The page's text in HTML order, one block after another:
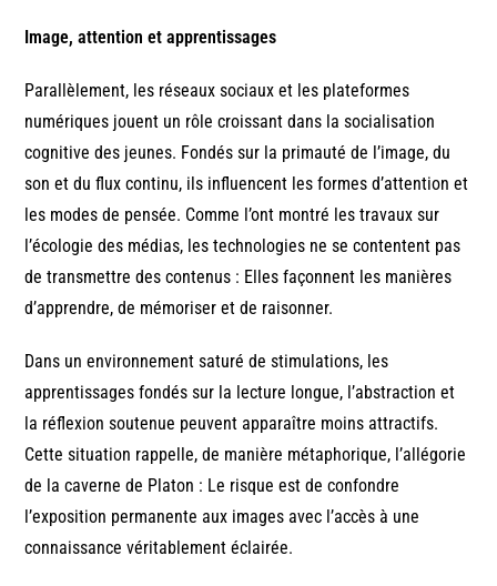
Image, attention et apprentissages
Parallèlement, les réseaux sociaux et les plateformes
numériques jouent un rôle croissant dans la socialisation
cognitive des jeunes. Fondés sur la primauté de l’image, du
son et du flux continu, ils influencent les formes d’attention et
les modes de pensée. Comme l’ont montré les travaux sur
l’écologie des médias, les technologies ne se contentent pas
de transmettre des contenus : Elles façonnent les manières
d’apprendre, de mémoriser et de raisonner.
Dans un environnement saturé de stimulations, les
apprentissages fondés sur la lecture longue, l’abstraction et
la réflexion soutenue peuvent apparaître moins attractifs.
Cette situation rappelle, de manière métaphorique, l’allégorie
de la caverne de Platon : Le risque est de confondre
l’exposition permanente aux images avec l’accès à une
connaissance véritablement éclairée.